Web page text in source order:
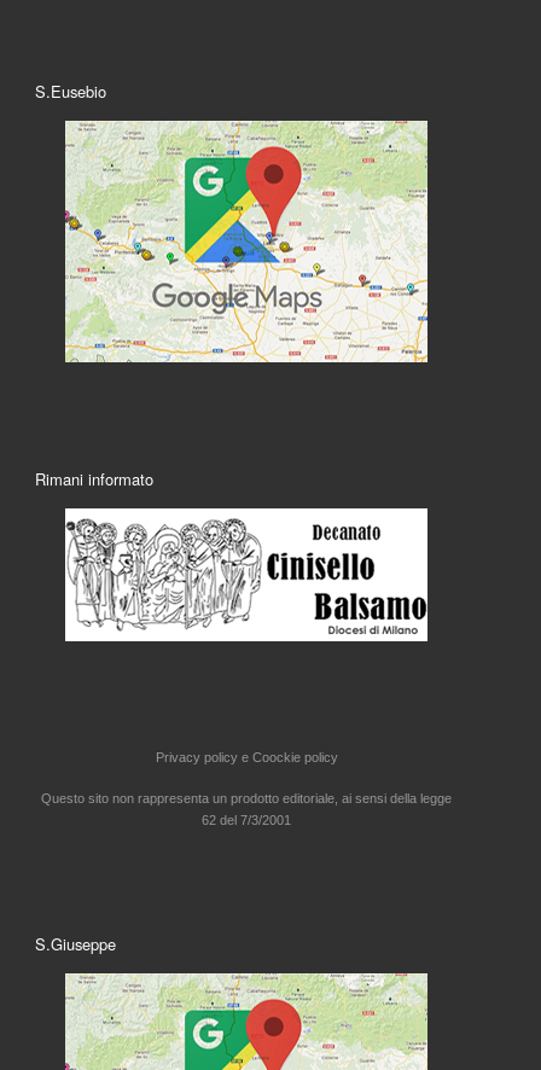
S.Eusebio
Rimani informato
Privacy policy e Coockie policy
Questo sito non rappresenta un prodotto editoriale, ai sensi della legge
62 del 7/3/2001
S.Giuseppe